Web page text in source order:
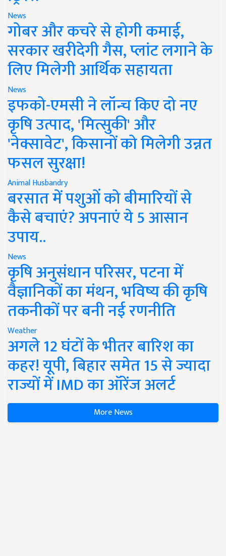
News
गोबर और कचरे से होगी कमाई,
सरकार खरीदेगी गैस, प्लांट लगाने के
लिए मिलेगी आर्थिक सहायता
News
इफको-एमसी ने लॉन्च किए दो नए
कृषि उत्पाद, 'मित्सुकी' और
'नेक्सावेट', किसानों को मिलेगी उन्नत
फसल सुरक्षा!
Animal Husbandry
बरसात में पशुओं को बीमारियों से
कैसे बचाएं? अपनाएं ये 5 आसान
उपाय..
News
कृषि अनुसंधान परिसर, पटना में
वैज्ञानिकों का मंथन, भविष्य की कृषि
तकनीकों पर बनी नई रणनीति
Weather
अगले 12 घंटों के भीतर बारिश का
कहर! यूपी, बिहार समेत 15 से ज्यादा
राज्यों में IMD का ऑरेंज अलर्ट
More News